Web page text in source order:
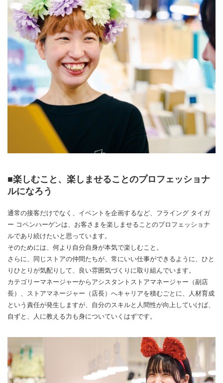
■楽しむこと、楽しませることのプロフェッショナ
ルになろう
通常の接客だけでなく、イベントを企画するなど、フライング タイガ
ー コペンハーゲンは、お客さまを楽しませることのプロフェッショナ
ルであり続けたいと思っています。
そのためには、何より自分自身が本気で楽しむこと。
さらに、同じストアの仲間たちが、常にいい仕事ができるように、ひと
りひとりが気配りして、良い雰囲気づくりに取り組んでいます。
カテゴリーマネージャーからアシスタントストアマネージャー（副店
長）、ストアマネージャー（店長）へキャリアを積むごとに、人材育成
という責任が発生しますが、自分のスキルと人間性が向上していけば、
自ずと、人に教える力も身についていくはずです。